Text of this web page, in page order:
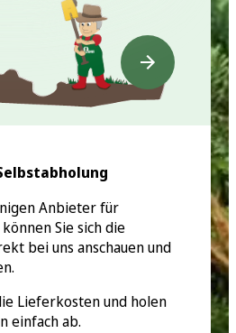
Anbieter für
Sie sich die
bei uns anschauen und
Lieferkosten und holen
einfach ab.